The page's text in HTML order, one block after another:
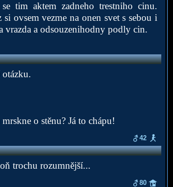
tim aktem zadneho trestniho cinu.
ovsem vezme na onen svet s sebou i
vrazda a odsouzenihodny podly cin.
o stěnu? Já to chápu!
42
trochu rozumnější...
80